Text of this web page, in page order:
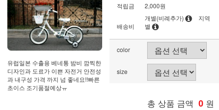
유럽일본 수출용 베네통 밤비 깜찍한
디자인과 도료가 이쁜 자전거 안전성
과 내구성 가격 까지 넘 좋네요!!빠른
초이스 조기품절예상ㅠ
적립금
2,000원
배송비
개별(비례추가)
지역
별
color
size
총 상품 금액 0 원